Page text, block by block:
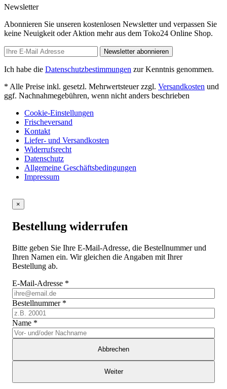
Newsletter
Abonnieren Sie unseren kostenlosen Newsletter und verpassen Sie
keine Neuigkeit oder Aktion mehr aus dem Toko24 Online Shop.
Newsletter abonnieren
Ich habe die Datenschutzbestimmungen zur Kenntnis genommen.
* Alle Preise inkl. gesetzl. Mehrwertsteuer zzgl. Versandkosten und
ggf. Nachnahmegebühren, wenn nicht anders beschrieben
Cookie-Einstellungen
Frischeversand
Kontakt
Liefer- und Versandkosten
Widerrufsrecht
Datenschutz
Allgemeine Geschäftsbedingungen
Impressum
×
Bestellung widerrufen
Bitte geben Sie Ihre E-Mail-Adresse, die Bestellnummer und
Ihren Namen ein. Wir gleichen die Angaben mit Ihrer
Bestellung ab.
E-Mail-Adresse *
Bestellnummer *
Name *
Abbrechen
Weiter